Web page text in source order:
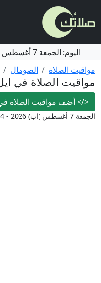
اليوم: الجمعة 7 أغسطس (آب) 2026م
مواقيت الصلاة
الصومال
مواقيت الصلاة في
</>أضف مواقيت الصلاة
الجمعة 7 أغسطس (آب) 2026 - 24 صفر 1448